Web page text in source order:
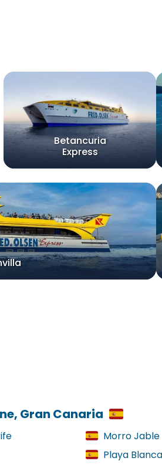
Betancuria
Express
Gran Canaria
Morro Jable
Playa Blanca